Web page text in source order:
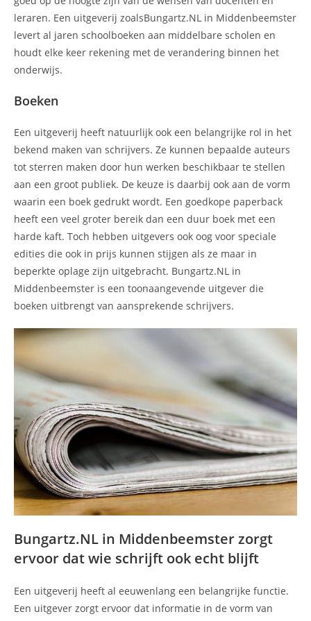
leraren. Een uitgeverij zoalsBungartz.NL in Middenbeemster
levert al jaren schoolboeken aan middelbare scholen en
houdt elke keer rekening met de verandering binnen het
onderwijs.
Boeken
Een uitgeverij heeft natuurlijk ook een belangrijke rol in het
bekend maken van schrijvers. Ze kunnen bepaalde auteurs
tot sterren maken door hun werken beschikbaar te stellen
aan een groot publiek. De keuze is daarbij ook aan de vorm
waarin een boek gedrukt wordt. Een goedkope paperback
heeft een veel groter bereik dan een duur boek met een
harde kaft. Toch hebben uitgevers ook oog voor speciale
edities die ook in prijs kunnen stijgen als ze maar in
beperkte oplage zijn uitgebracht. Bungartz.NL in
Middenbeemster is een toonaangevende uitgever die
boeken uitbrengt van aansprekende schrijvers.
Bungartz.NL in Middenbeemster zorgt
ervoor dat wie schrijft ook echt blijft
Een uitgeverij heeft al eeuwenlang een belangrijke functie.
Een uitgever zorgt ervoor dat informatie in de vorm van